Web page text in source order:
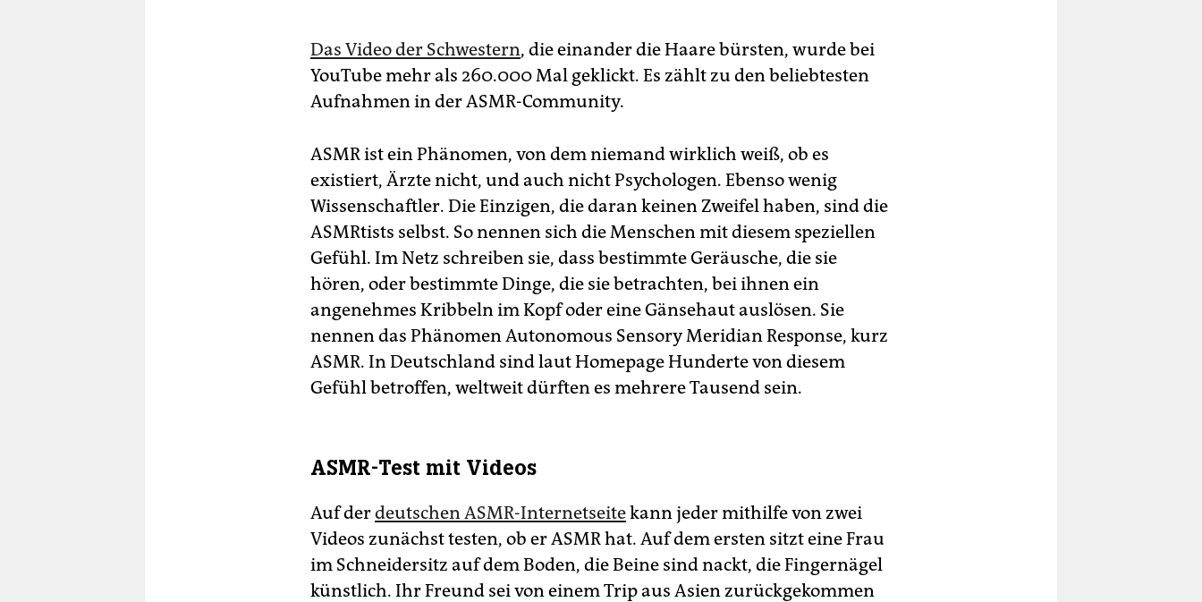
Das Video der Schwestern, die einander die Haare bürsten, wurde bei
YouTube mehr als 260.000 Mal geklickt. Es zählt zu den beliebtesten
Aufnahmen in der ASMR-Community.
ASMR ist ein Phänomen, von dem niemand wirklich weiß, ob es
existiert, Ärzte nicht, und auch nicht Psychologen. Ebenso wenig
Wissenschaftler. Die Einzigen, die daran keinen Zweifel haben, sind die
ASMRtists selbst. So nennen sich die Menschen mit diesem speziellen
Gefühl. Im Netz schreiben sie, dass bestimmte Geräusche, die sie
hören, oder bestimmte Dinge, die sie betrachten, bei ihnen ein
angenehmes Kribbeln im Kopf oder eine Gänsehaut auslösen. Sie
nennen das Phänomen Autonomous Sensory Meridian Response, kurz
ASMR. In Deutschland sind laut Homepage Hunderte von diesem
Gefühl betroffen, weltweit dürften es mehrere Tausend sein.
ASMR-Test mit Videos
Auf derdeutschen ASMR-Internetseitekann jeder mithilfe von zwei
Videos zunächst testen, ob er ASMR hat. Auf dem ersten sitzt eine Frau
im Schneidersitz auf dem Boden, die Beine sind nackt, die Fingernägel
künstlich. Ihr Freund sei von einem Trip aus Asien zurückgekommen